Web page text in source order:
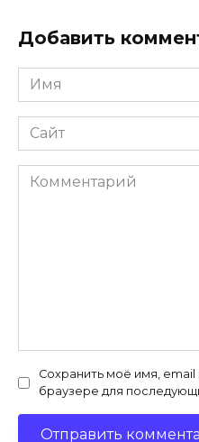
Добавить
Имя
*
Сайт
Комментарий
Сохранить моё имя, email
браузере для